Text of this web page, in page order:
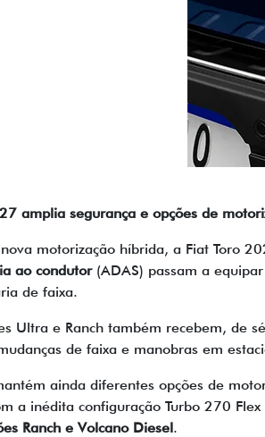
amplia segurança e opções de
motorização híbrida, a Fiat Toro
ao condutor(ADAS) passam a
de faixa.
Ultra e Ranch também recebem, de
de faixa e manobras em
ainda diferentes opções de
a inédita configuração Turbo 270
Ranch e Volcano Diesel.